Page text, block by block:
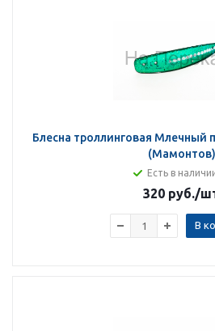
Блесна троллинговая Млечный
(Мамонтов)
Есть в
320 руб./
В